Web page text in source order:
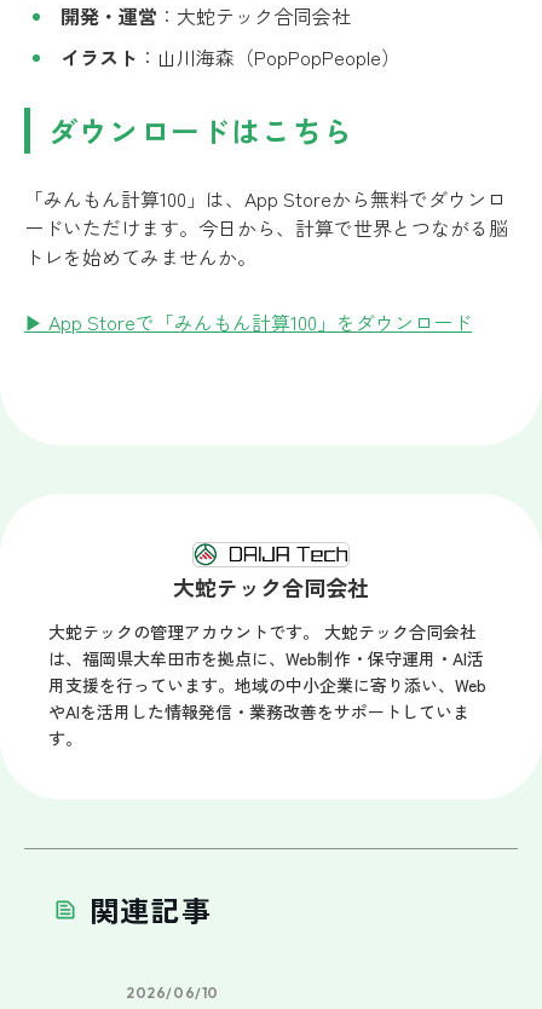
開発・運営 ：大蛇テック合同会社
イラスト ：山川海森（PopPopPeople）
ダウンロードはこちら
「みんもん計算100」は、App Storeから無料でダウンロ
ードいただけます。今日から、計算で世界とつながる脳
トレを始めてみませんか。
▶ App Storeで「みんもん計算100」をダウンロード
大蛇テック合同会社
大蛇テックの管理アカウントです。 大蛇テック合同会社
は、福岡県大牟田市を拠点に、Web制作・保守運用・AI活
用支援を行っています。地域の中小企業に寄り添い、Web
やAIを活用した情報発信・業務改善をサポートしていま
す。
関連記事
2026/06/10